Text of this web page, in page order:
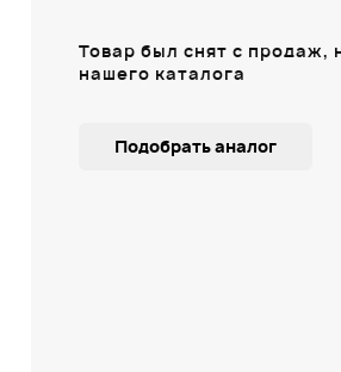
Товар был снят с продаж,
нашего каталога
Подобрать аналог